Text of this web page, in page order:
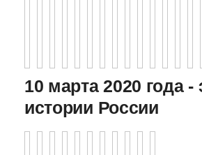
10 марта 2020 года
истории России